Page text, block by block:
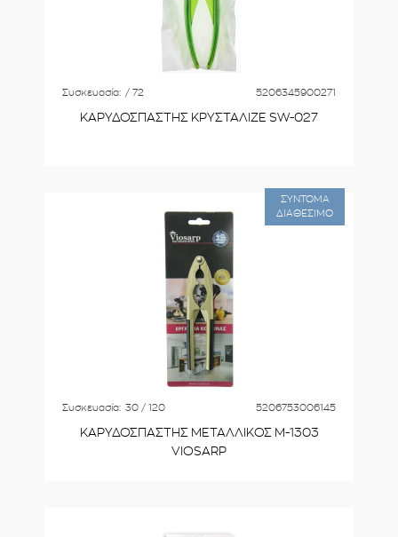
Συσκευασία: / 72 5206345900271
ΚΑΡΥΔΟΣΠΑΣΤΗΣ ΚΡΥΣΤΑΛΙΖΕ SW-027
Συσκευασία: 30 / 120 5206753006145
ΚΑΡΥΔΟΣΠΑΣΤΗΣ ΜΕΤΑΛΛΙΚΟΣ Μ-1303
VIOSARP
ΣΥΝΤΟΜΑ
ΔΙΑΘΕΣΙΜΟ